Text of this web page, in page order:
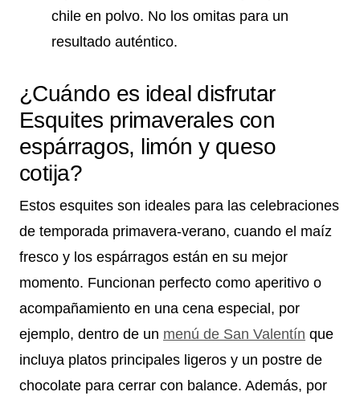
chile en polvo. No los omitas para un
resultado auténtico.
¿Cuándo es ideal disfrutar
Esquites primaverales con
espárragos, limón y queso
cotija?
Estos esquites son ideales para las celebraciones
de temporada primavera-verano, cuando el maíz
fresco y los espárragos están en su mejor
momento. Funcionan perfecto como aperitivo o
acompañamiento en una cena especial, por
ejemplo, dentro de un menú de San Valentín que
incluya platos principales ligeros y un postre de
chocolate para cerrar con balance. Además, por